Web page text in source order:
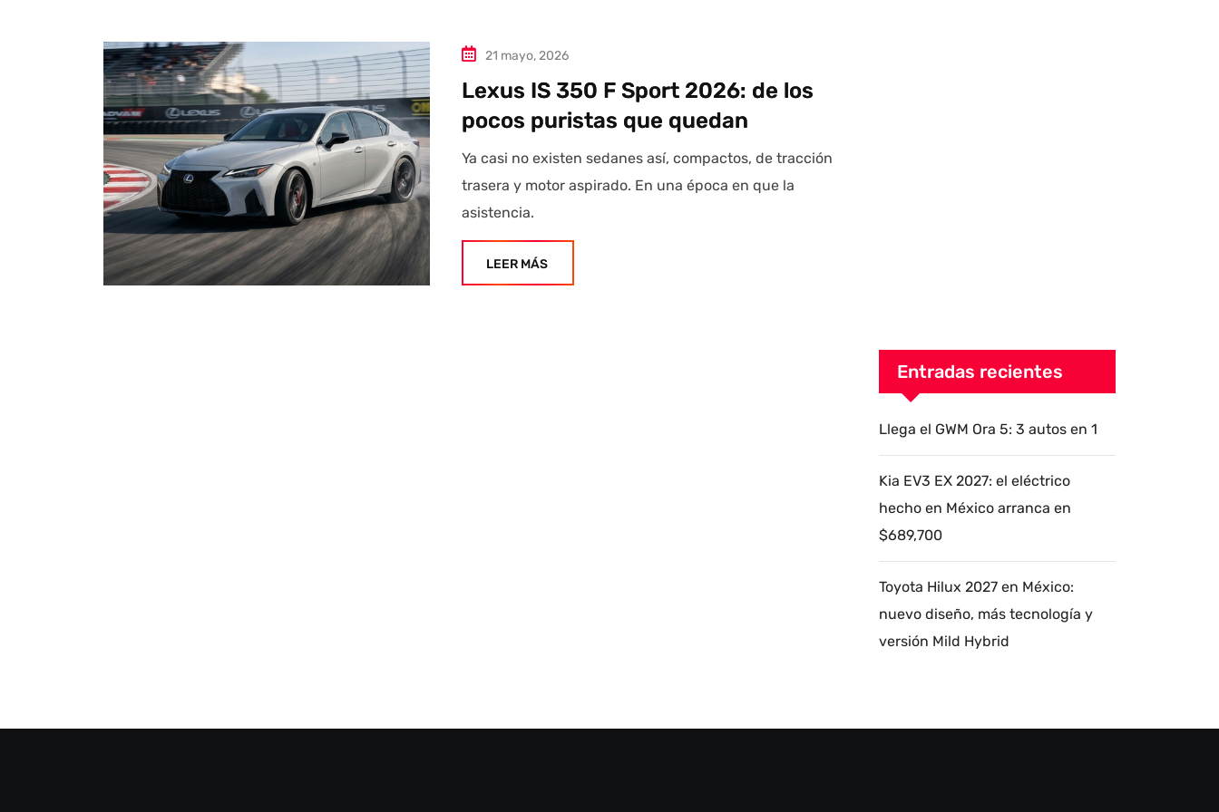
21 mayo, 2026
Lexus IS 350 F Sport 2026: de los
pocos puristas que quedan
Ya casi no existen sedanes así, compactos, de tracción
trasera y motor aspirado. En una época en que la
asistencia.
LEER MÁS
Entradas recientes
Llega el GWM Ora 5: 3 autos en 1
Kia EV3 EX 2027: el eléctrico
hecho en México arranca en
$689,700
Toyota Hilux 2027 en México:
nuevo diseño, más tecnología y
versión Mild Hybrid